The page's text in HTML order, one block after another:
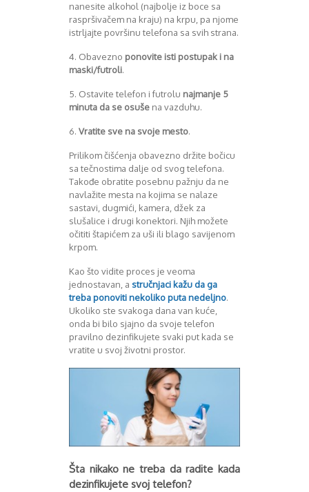
Novembar 2017
Decembar 2017
Maj 2018
Juli 2018
Decembar 2018
Februar 2019
Juni 2019
Juli 2019
Februar 2020
nanesite alkohol (najbolje iz boce sa
raspršivačem na kraju) na krpu, pa njome
istrljajte površinu telefona sa svih strana.
4. Obavezno ponovite isti postupak i na
maski/futroli.
5. Ostavite telefon i futrolu najmanje 5
minuta da se osuše na vazduhu.
6. Vratite sve na svoje mesto.
Prilikom čišćenja obavezno držite bočicu
sa tečnostima dalje od svog telefona.
Takođe obratite posebnu pažnju da ne
navlažite mesta na kojima se nalaze
sastavi, dugmići, kamera, džek za
slušalice i drugi konektori. Njih možete
očititi štapićem za uši ili blago savijenom
krpom.
Kao što vidite proces je veoma
jednostavan, a stručnjaci kažu da ga
treba ponoviti nekoliko puta nedeljno.
Ukoliko ste svakoga dana van kuće,
onda bi bilo sjajno da svoje telefon
pravilno dezinfikujete svaki put kada se
vratite u svoj životni prostor.
Šta nikako ne treba da radite kada
dezinfikujete svoj telefon?